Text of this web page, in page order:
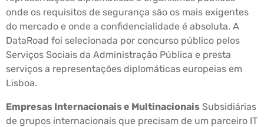
onde os requisitos de segurança são os mais exigentes
do mercado e onde a confidencialidade é absoluta. A
DataRoad foi selecionada por concurso público pelos
Serviços Sociais da Administração Pública e presta
serviços a representações diplomáticas europeias em
Lisboa.
Empresas Internacionais e Multinacionais Subsidiárias
de grupos internacionais que precisam de um parceiro IT